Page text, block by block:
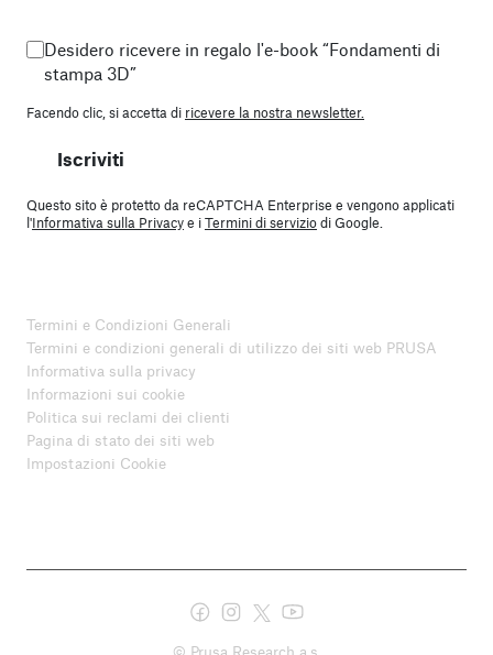
Desidero ricevere in regalo l'e-book “Fondamenti di
stampa 3D”
Facendo clic, si accetta di ricevere la nostra newsletter.
Iscriviti
Questo sito è protetto da reCAPTCHA Enterprise e vengono applicati
l'Informativa sulla Privacye iTermini di serviziodi Google.
Termini e Condizioni Generali
Termini e condizioni generali di utilizzo dei siti web PRUSA
Informativa sulla privacy
Informazioni sui cookie
Politica sui reclami dei clienti
Pagina di stato dei siti web
Impostazioni Cookie
© Prusa Research a.s.